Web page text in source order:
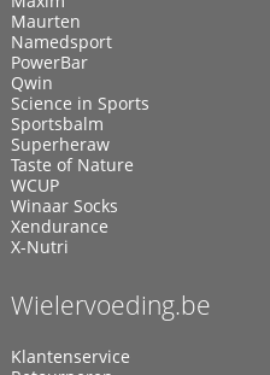
Maurten
Namedsport
PowerBar
Qwin
Science in Sports
Sportsbalm
Superheraw
Taste of Nature
WCUP
Winaar Socks
Xendurance
X-Nutri
Wielervoeding.be
Klantenservice